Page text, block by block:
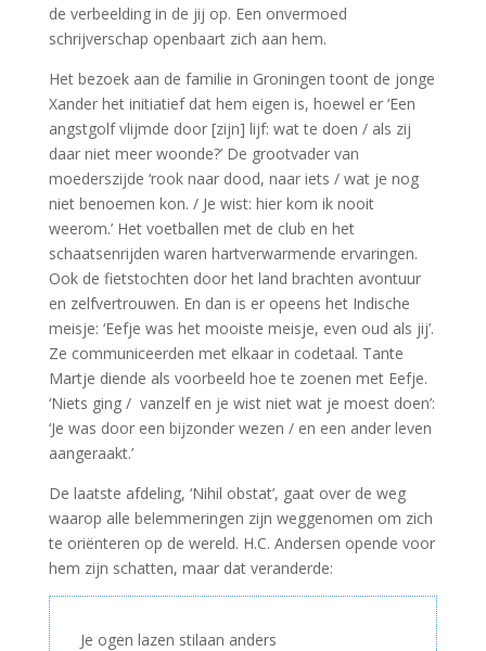
de verbeelding in de jij op. Een onvermoed
schrijverschap openbaart zich aan hem.
Het bezoek aan de familie in Groningen toont de jonge
Xander het initiatief dat hem eigen is, hoewel er ‘Een
angstgolf vlijmde door [zijn] lijf: wat te doen / als zij
daar niet meer woonde?’ De grootvader van
moederszijde ‘rook naar dood, naar iets / wat je nog
niet benoemen kon. / Je wist: hier kom ik nooit
weerom.’ Het voetballen met de club en het
schaatsenrijden waren hartverwarmende ervaringen.
Ook de fietstochten door het land brachten avontuur
en zelfvertrouwen. En dan is er opeens het Indische
meisje: ‘Eefje was het mooiste meisje, even oud als jij’.
Ze communiceerden met elkaar in codetaal. Tante
Martje diende als voorbeeld hoe te zoenen met Eefje.
‘Niets ging / vanzelf en je wist niet wat je moest doen’:
‘Je was door een bijzonder wezen / en een ander leven
aangeraakt.’
De laatste afdeling, ‘Nihil obstat’, gaat over de weg
waarop alle belemmeringen zijn weggenomen om zich
te oriënteren op de wereld. H.C. Andersen opende voor
hem zijn schatten, maar dat veranderde:
Je ogen lazen stilaan anders